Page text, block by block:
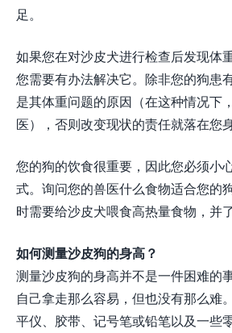
足。
如果您在对沙皮犬进行检查后发现体
您需要有办法解决它。除非您的狗患
是其体重问题的原因（在这种情况下
医），否则改变现状的责任就落在您身
您的狗的饮食很重要，因此您必须小
式。询问您的兽医什么食物适合您的
时需要给沙皮犬喂食高热量食物，并
如何测量沙皮狗的身高？
测量沙皮狗的身高并不是一件困难的
自己拿走那么容易，但也没有那么难
平仪、胶带、记号笔或铅笔以及一些零